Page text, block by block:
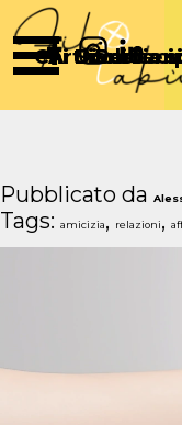
Vai ai contenuti
Salta menù
Chi Siamo
Articoli
Diventa
Pubblicato da
Tags: amicizia, relazioni,